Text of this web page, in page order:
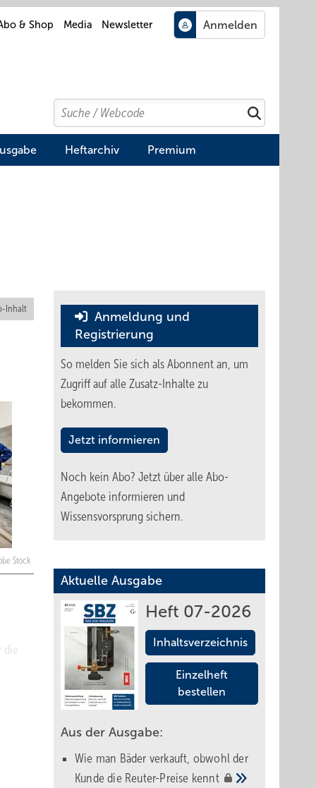
& Shop Media Newsletter
Search
Suchen
Heftarchiv Premium
Inhalt
Stock
die
Anmeldung und
Registrierung
So melden Sie sich als Abonnent an, um
Zugriff auf alle Zusatz-Inhalte zu
bekommen.
Jetzt informieren
Noch kein Abo? Jetzt über alle Abo-
Angebote informieren und
Wissensvorsprung sichern.
Aktuelle Ausgabe
Heft 07-2026
Inhaltsverzeichnis
Einzelheft
bestellen
Aus der Ausgabe:
Wie man Bäder verkauft, obwohl der
Kunde die Reuter-Preise kennt